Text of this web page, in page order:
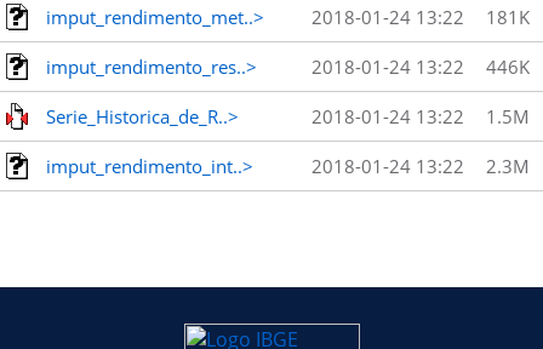
imput_rendimento_met..> 2018-01-24 13:22 181K
imput_rendimento_res..> 2018-01-24 13:22 446K
Serie_Historica_de_R..> 2018-01-24 13:22 1.5M
imput_rendimento_int..> 2018-01-24 13:22 2.3M